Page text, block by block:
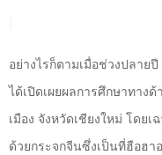
อย่างไรก็ตามเมื่อช่วงปลายปี
ได้เปิดเผยผลการศึกษาทาง
เมือง จังหวัดเชียงใหม่ โดย
ด้วยกระจกจีนซึ่งเป็นที่ฮือฮา